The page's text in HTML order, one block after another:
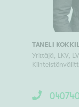
TANELI
Yrittäjä, LKV,